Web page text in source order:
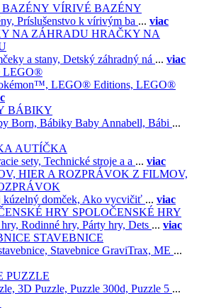
VÍRIVÉ BAZÉNY
Príslušenstvo k vírivým ba ... viac
HRAČKY NA
a stany, Detský záhradný ná ... viac
LEGO®
LEGO® Editions, LEGO®
BÁBIKY
Born, Bábiky Baby Annabell, Bábi ...
AUTÍČKA
sety, Technické stroje a a ... viac
Z FILMOV,
kúzelný domček, Ako vycvičiť ... viac
SPOLOČENSKÉ HRY
Rodinné hry, Párty hry, Dets ... viac
STAVEBNICE
Stavebnice GraviTrax, ME ...
PUZZLE
3D Puzzle, Puzzle 300d, Puzzle 5 ...